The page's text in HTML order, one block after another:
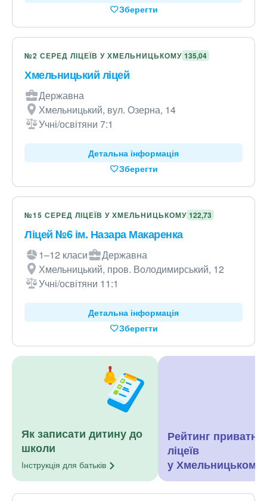
Зберегти
№2 СЕРЕД ЛІЦЕЇВ У ХМЕЛЬНИЦЬКОМУ 135,04
Хмельницький ліцей
Державна
Хмельницький, вул. Озерна, 14
Учні/освітяни 7:1
Детальна інформація
Зберегти
№15 СЕРЕД ЛІЦЕЇВ У ХМЕЛЬНИЦЬКОМУ 122,73
Ліцей №6 ім. Назара Макаренка
1–12 класи
Державна
Хмельницький, пров. Володимирський, 12
Учні/освітяни 11:1
Детальна інформація
Зберегти
Як записати дитину до
школи
Інструкція для батьків
Рейтинг
ліцеїв
у Хмельницькому